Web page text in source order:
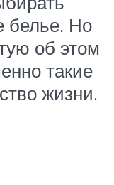
белье. Но
об этом
такие
жизни.